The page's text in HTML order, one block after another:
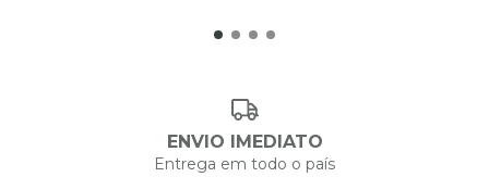
ENVIO IMEDIATO
Entrega em todo o país